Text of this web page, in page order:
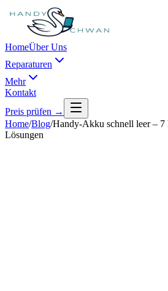
HomeÜber Uns
Reparaturen
Mehr
Kontakt
Preis prüfen →
Home/Blog/Handy-Akku schnell leer – 7
Lösungen